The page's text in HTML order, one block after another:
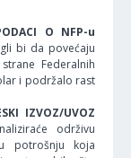
O NFP-u
bi da povećaju
Federalnih
i podržalo rast
IZVOZ/UVOZ
održivu
potrošnju koja